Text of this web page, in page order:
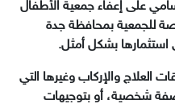
على إعفاء جمعية الأطفال
للجمعية بمحافظة جدة
بشكل أمثل.
العلاج والإركاب وغيرها التي
شخصية، أو بتوجيهات